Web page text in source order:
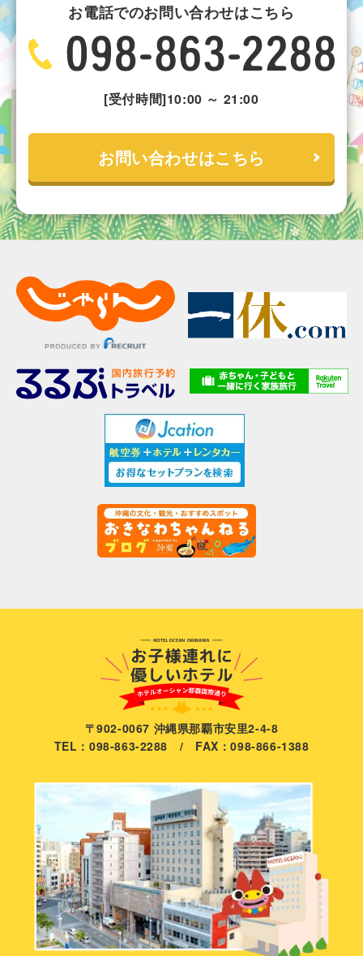
お電話でのお問い合わせはこちら
[受付時間]10:00 ～ 21:00
お問い合わせはこちら
〒902-0067 沖縄県那覇市安里2-4-8
TEL：098-863-2288 / FAX：098-866-1388